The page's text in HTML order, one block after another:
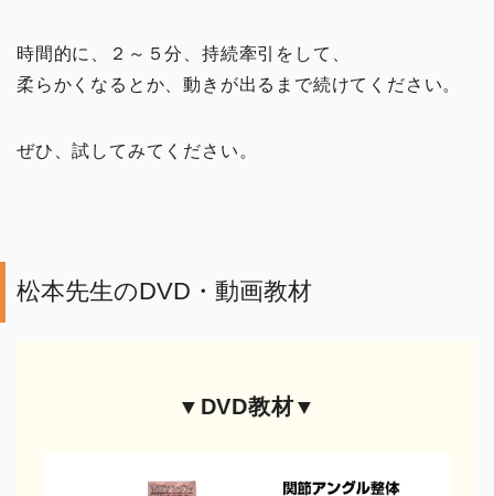
時間的に、２～５分、持続牽引をして、
柔らかくなるとか、動きが出るまで続けてください。
ぜひ、試してみてください。
松本先生のDVD・動画教材
▼DVD教材▼
頭・首の手技
治療院の経営